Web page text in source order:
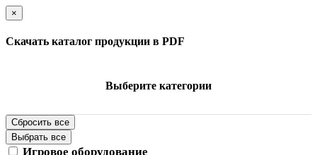
×
Скачать каталог продукции в PDF
Выберите категории
Сбросить все
Выбрать все
Игровое оборудование